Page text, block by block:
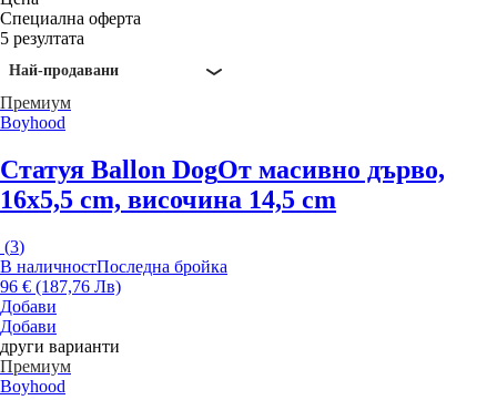
Специална оферта
5 резултата
Най-продавани
Премиум
Boyhood
Статуя Ballon DogОт масивно дърво,
16x5,5 cm, височина 14,5 cm
(3)
В наличностПоследна бройка
96 € (187,76 Лв)
Добави
Добави
други варианти
Премиум
Boyhood